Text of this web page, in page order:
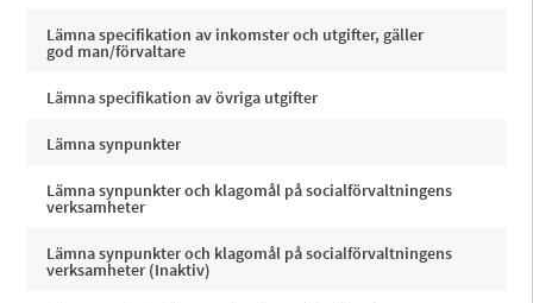
Lämna specifikation av inkomster och utgifter, gäller
god man/förvaltare
Lämna specifikation av övriga utgifter
Lämna synpunkter
Lämna synpunkter och klagomål på socialförvaltningens
verksamheter
Lämna synpunkter och klagomål på socialförvaltningens
verksamheter (Inaktiv)